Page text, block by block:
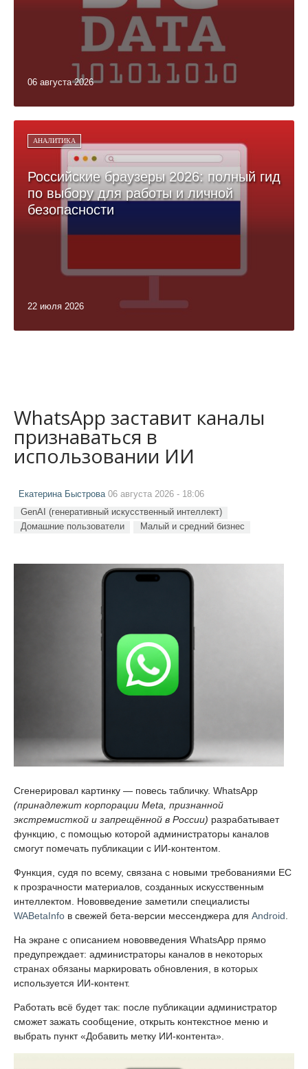
06 августа 2026
АНАЛИТИКА
Российские браузеры 2026: полный гид
по выбору для работы и личной
безопасности
22 июля 2026
WhatsApp заставит каналы
признаваться в
использовании ИИ
Екатерина Быстрова06 августа 2026 - 18:06
GenAI (генеративный искусственный интеллект)
Домашние пользователи
Малый и средний бизнес
Сгенерировал картинку — повесь табличку. WhatsApp
(принадлежит корпорации Meta, признанной
экстремисткой и запрещённой в России) разрабатывает
функцию, с помощью которой администраторы каналов
смогут помечать публикации с ИИ-контентом.
Функция, судя по всему, связана с новыми требованиями ЕС
к прозрачности материалов, созданных искусственным
интеллектом. Нововведение заметили специалисты
WABetaInfo в свежей бета-версии мессенджера для Android
На экране с описанием нововведения WhatsApp прямо
предупреждает: администраторы каналов в некоторых
странах обязаны маркировать обновления, в которых
используется ИИ-контент.
Работать всё будет так: после публикации администратор
сможет зажать сообщение, открыть контекстное меню и
выбрать пункт «Добавить метку ИИ-контента».